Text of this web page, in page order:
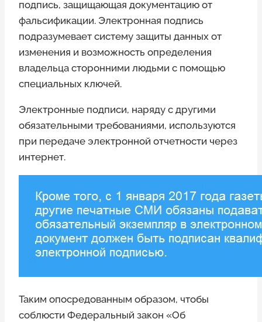
подпись, защищающая документацию от
фальсификации. Электронная подпись
подразумевает систему защиты данных от
изменения и возможность определения
владельца сторонними людьми с помощью
специальных ключей.
Электронные подписи, наряду с другими
обязательными требованиями, используются
при передаче электронной отчетности через
интернет.
Таким опосредованным образом, чтобы
соблюсти Федеральный закон «Об